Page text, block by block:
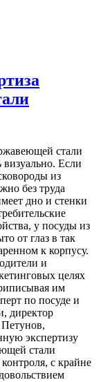
стали
визуально. Если
из
без труда
дно и стенки
у посуды из
от глаз в так
к корпусу.
и
целях
им
по посуде и
директор
экспертизу
стали
с крайне